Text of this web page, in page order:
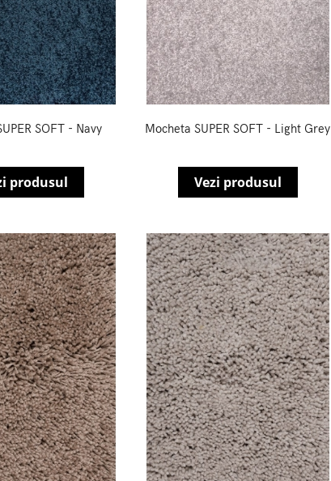
SOFT - Navy
produsul
Mocheta SUPER SOFT - Light Grey
Vezi produsul